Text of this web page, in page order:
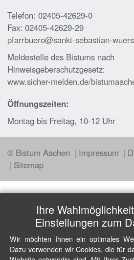
Telefon: 02405-42629-0
Fax: 02405-42629-29
pfarrbuero@sankt-sebastian-
Meldestelle des Bistums nach
Hinweisgeberschutzgesetz:
www.sicher-melden.de/
Öffnungszeiten:
Montag bis Freitag, 10-12 Uhr
© Bistum Aachen Impressum
Sitemap
Ihre
Einstellungen zum
Wir möchten Ihnen ein optimales
Dazu verwenden wir Cookies, die für